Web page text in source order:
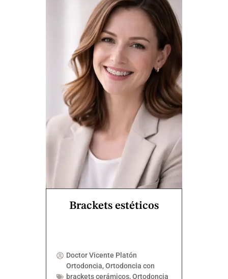
Brackets estéticos
Doctor Vicente Platón
Ortodoncia,Ortodoncia con
brackets cerámicos,Ortodoncia